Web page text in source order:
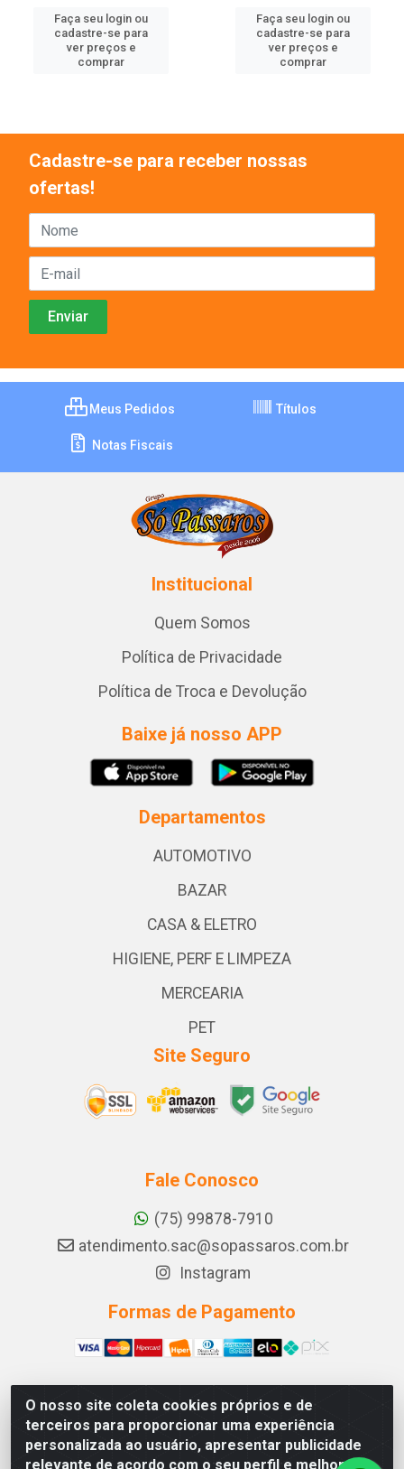
Faça seu login ou
cadastre-se para
ver preços e
comprar
Faça seu login ou
cadastre-se para
ver preços e
comprar
O nosso site coleta cookies próprios e de
terceiros para proporcionar uma experiência
personalizada ao usuário, apresentar publicidade
relevante de acordo com o seu perfil e melhorar a
Cadastre-se para receber nossas
ofertas!
Meus Pedidos Títulos
Notas Fiscais
Institucional
Quem Somos
Política de Privacidade
Política de Troca e Devolução
Baixe já nosso APP
Departamentos
AUTOMOTIVO
BAZAR
CASA & ELETRO
HIGIENE, PERF E LIMPEZA
MERCEARIA
PET
Site Seguro
Fale Conosco
(75) 99878-7910
atendimento.sac@sopassaros.com.br
Instagram
Formas de Pagamento
A PINA DOS SANTOS DELEZZOTTE LTDA - RODOVIA BA
233, 27 - ZONA RURAL, ITABERABA/BA - CEP 46.880-
000 - CNPJ 30.578.948/0001-90